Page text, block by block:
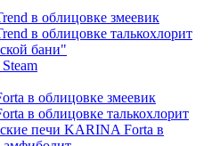
в облицовке змеевик
в облицовке талькохлорит
бани"
в облицовке змеевик
в облицовке талькохлорит
печи KARINA Forta в